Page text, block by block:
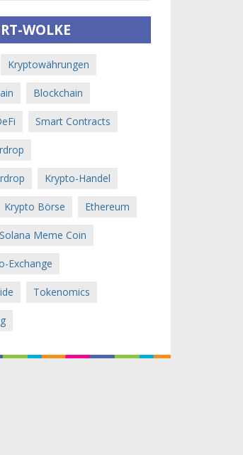
WOLKE
Kryptowährungen
Blockchain
Smart Contracts
Krypto-Handel
Krypto Börse Ethereum
Solana Meme Coin
Exchange
Tokenomics